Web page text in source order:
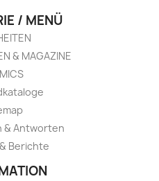
/ MENÜ
& MAGAZINE
& Antworten
Berichte